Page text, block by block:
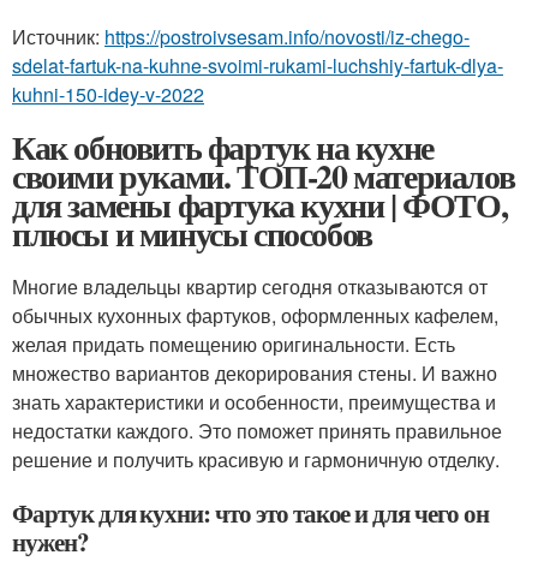
Источник: https://postroivsesam.info/novosti/iz-chego-
sdelat-fartuk-na-kuhne-svoimi-rukami-luchshiy-fartuk-dlya-
kuhni-150-idey-v-2022
Как обновить фартук на кухне
своими руками. ТОП-20 материалов
для замены фартука кухни | ФОТО,
плюсы и минусы способов
Многие владельцы квартир сегодня отказываются от
обычных кухонных фартуков, оформленных кафелем,
желая придать помещению оригинальности. Есть
множество вариантов декорирования стены. И важно
знать характеристики и особенности, преимущества и
недостатки каждого. Это поможет принять правильное
решение и получить красивую и гармоничную отделку.
Фартук для кухни: что это такое и для чего он
нужен?